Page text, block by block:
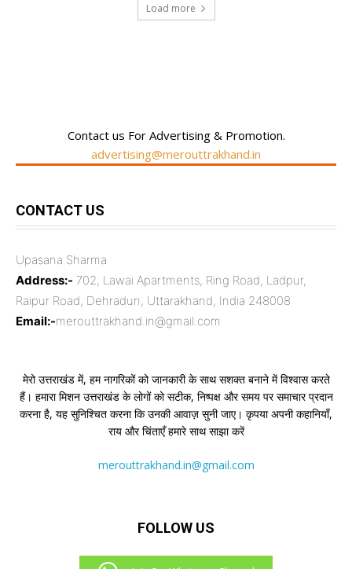
Load more
Contact us For Advertising & Promotion.
advertising@merouttrakhand.in
CONTACT US
Upasana Sharma
Address:- 702, Lawai Apartments, Ring Road, Ladpur,
Raipur Road, Dehradun, Uttarakhand, India 248008
Email:-merouttrakhand.in@gmail.com
मेरो उत्तराखंड में, हम नागरिकों को जानकारी के साथ सशक्त बनाने में विश्वास करते
हैं। हमारा मिशन उत्तराखंड के लोगों को सटीक, निष्पक्ष और समय पर समाचार प्रदान
करना है, यह सुनिश्चित करना कि उनकी आवाज़ सुनी जाए। कृपया अपनी कहानियाँ,
राय और चिंताएँ हमारे साथ साझा करें
merouttrakhand.in@gmail.com
FOLLOW US